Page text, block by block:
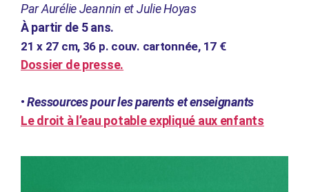
Par Aurélie Jeannin et Julie Hoyas
À partir de 5 ans.
21 x 27 cm, 36 p. couv. cartonnée, 17 €
Dossier de presse.
•Ressources pour les parents et enseignants
Le droit à l’eau potable expliqué aux enfants